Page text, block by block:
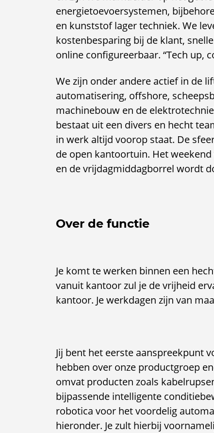
energietoevoersystemen,
en kunststof lager techniek. We
kostenbesparing bij de klant,
online configureerbaar. “Tech up,
We zijn onder andere actief in de
automatisering, offshore,
machinebouw en de
bestaat uit een divers en hecht
in werk altijd voorop staat. De
de open kantoortuin. Het
en de vrijdagmiddagborrel wordt
Over de functie
Je komt te werken binnen een
vanuit kantoor zul je de vrijheid
kantoor. Je werkdagen zijn van
Jij bent het eerste aanspreekpunt
hebben over onze productgroep
omvat producten zoals
bijpassende intelligente
robotica voor het voordelig
hieronder. Je zult hierbij